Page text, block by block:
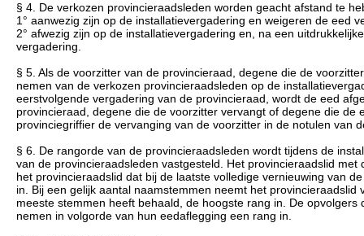
§ 4. De verkozen provincieraadsleden worden geacht afstand te
1° aanwezig zijn op de installatievergadering en weigeren de eed
2° afwezig zijn op de installatievergadering en, na een
vergadering.
§ 5. Als de voorzitter van de provincieraad, degene die de
nemen van de verkozen provincieraadsleden op de
eerstvolgende vergadering van de provincieraad, wordt de eed
provincieraad, degene die de voorzitter vervangt of degene die
provinciegriffier de vervanging van de voorzitter in de notulen van
§ 6. De rangorde van de provincieraadsleden wordt tijdens de
van de provincieraadsleden vastgesteld. Het provincieraadslid
het provincieraadslid dat bij de laatste volledige vernieuwing van
in. Bij een gelijk aantal naamstemmen neemt het
meeste stemmen heeft behaald, de hoogste rang in. De
nemen in volgorde van hun eedaflegging een rang in.